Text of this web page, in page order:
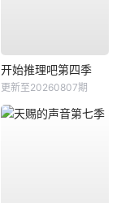
开始推理吧第四季
更新至20260807期